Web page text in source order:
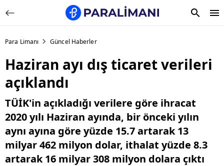
Para Limanı Güncel Haberler
Haziran ayı dış ticaret verileri
açıklandı
TÜİK'in açıkladığı verilere göre ihracat
2020 yılı Haziran ayında, bir önceki yılın
aynı ayına göre yüzde 15.7 artarak 13
milyar 462 milyon dolar, ithalat yüzde 8.3
artarak 16 milyar 308 milyon dolara çıktı